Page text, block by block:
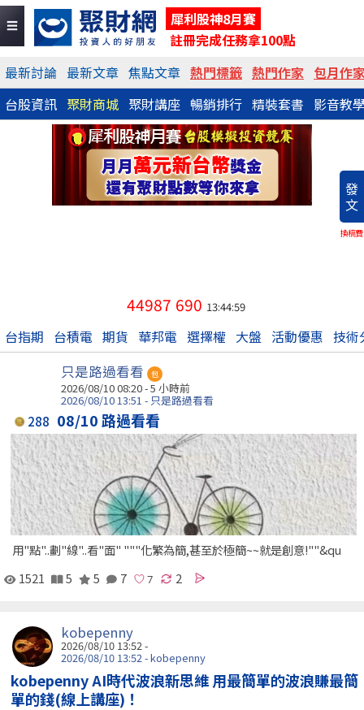
犀利股神8月賽
註冊完成任務拿100點
最新討論 最新文章 焦點文章 熱門標籤 熱門作家 包月作
台股資訊 聚財商城 聚財講座 暢銷排行 精裝套書 影音教
發
文
換稿費
44987 690 13:44:59
台指期 台積電 期貨 華邦電 選擇權 大盤 活動優惠 技術
只是路過看看
包
2026/08/10 08:20 -5 小時前
2026/08/10 13:51 - 只是路過看看
288 08/10 路過看看
用"點"..劃"線"..看"面" """化繁為簡,甚至於極簡~~就是創意!""&qu
1521
5 5 7 2
kobepenny
2026/08/10 13:52 -
2026/08/10 13:52 - kobepenny
kobepenny AI時代波浪新思維 用最簡單的波浪賺最簡
單的錢(線上講座)！